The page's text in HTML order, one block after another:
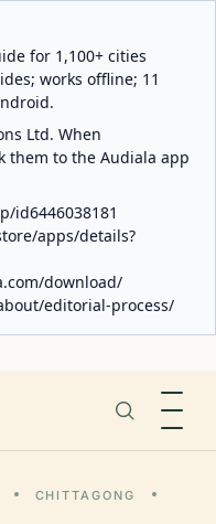
for 1,100+ cities
works offline; 11
Ltd. When
them to the Audiala app
id6446038181
apps/details?
download/
editorial-process/
CHITTAGONG